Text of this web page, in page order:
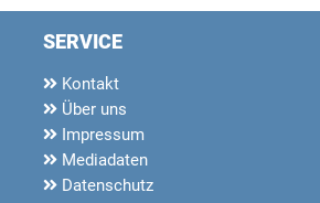
SERVICE
Kontakt
Über uns
Impressum
Mediadaten
Datenschutz